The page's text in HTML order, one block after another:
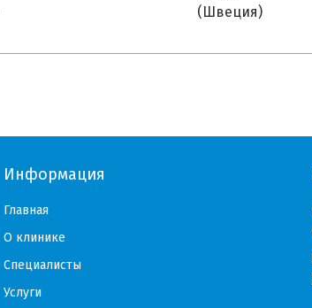
(Швеция)
Информация
Главная
О клинике
Специалисты
Услуги